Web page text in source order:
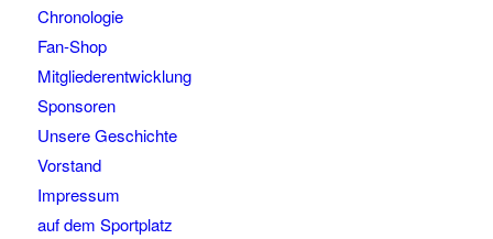
Chronologie
Fan-Shop
Mitgliederentwicklung
Sponsoren
Unsere Geschichte
Vorstand
Impressum
auf dem Sportplatz